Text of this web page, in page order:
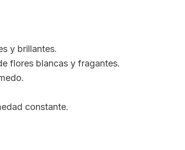
y brillantes.
flores blancas y fragantes.
constante.